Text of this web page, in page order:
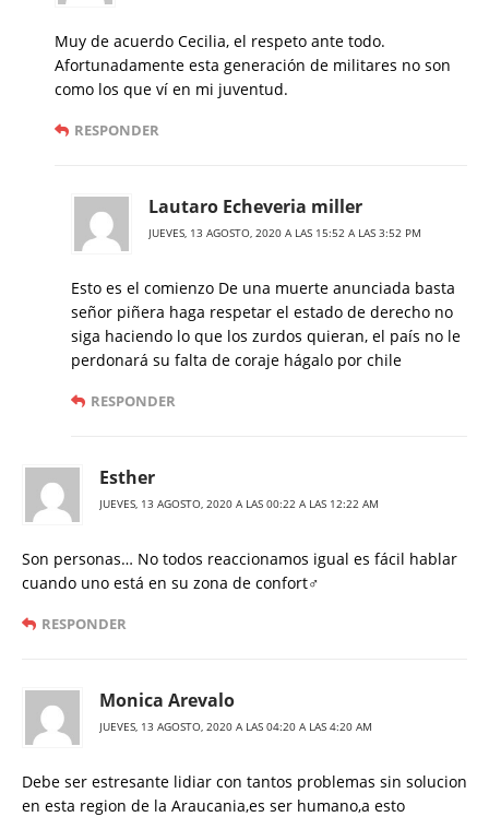
Muy de acuerdo Cecilia, el respeto ante todo.
Afortunadamente esta generación de militares no son
como los que ví en mi juventud.
RESPONDER
Lautaro Echeveria miller
JUEVES, 13 AGOSTO, 2020 A LAS 15:52 A LAS 3:52 PM
Esto es el comienzo De una muerte anunciada basta
señor piñera haga respetar el estado de derecho no
siga haciendo lo que los zurdos quieran, el país no le
perdonará su falta de coraje hágalo por chile
RESPONDER
Esther
JUEVES, 13 AGOSTO, 2020 A LAS 00:22 A LAS 12:22 AM
Son personas… No todos reaccionamos igual es fácil hablar
cuando uno está en su zona de confort‍♂️
RESPONDER
Monica Arevalo
JUEVES, 13 AGOSTO, 2020 A LAS 04:20 A LAS 4:20 AM
Debe ser estresante lidiar con tantos problemas sin solucion
en esta region de la Araucania,es ser humano,a esto